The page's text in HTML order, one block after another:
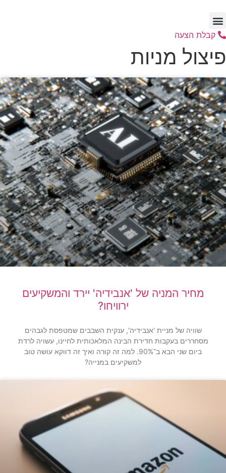
לתוכן
קבלת הצעה
פיצול מניות
מחיר המניה של 'אנבידיה' יירד והמשקיעים
ירוויחו?
שוויה של מניית 'אנבידיה', ענקית השבבים שמטפסת לגבהים
מסחררים בעקבות חדירת הבינה המלאכותית לחיינו, עשויה לרדת
ביום שני הבא ב־90%. למה זה קורה ואיך זה דווקא עושה טוב
למשקיעים במנייה?